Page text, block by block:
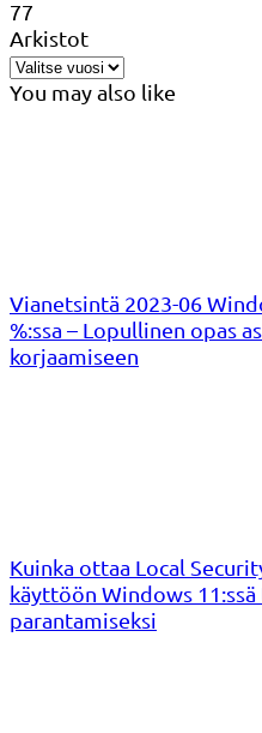
77
Arkistot
You may also like
Vianetsintä 2023-06
%:ssa – Lopullinen opas
korjaamiseen
Kuinka ottaa Local
käyttöön Windows
parantamiseksi